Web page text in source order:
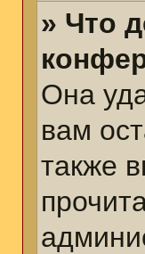
» Что
Она
вам
также